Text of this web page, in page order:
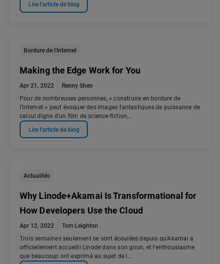
Lire l'article de blog
Bordure de l'Internet
Making the Edge Work for You
Apr 21, 2022
Renny Shen
Pour de nombreuses personnes, « construire en bordure de
l'Internet » peut évoquer des images fantastiques de puissance de
calcul digne d'un film de science-fiction,...
Lire l'article de blog
Actualités
Why Linode+Akamai Is Transformational for
How Developers Use the Cloud
Apr 12, 2022
Tom Leighton
Trois semaines seulement se sont écoulées depuis qu'Akamai a
officiellement accueilli Linode dans son giron, et l'enthousiasme
que beaucoup ont exprimé au sujet de l...